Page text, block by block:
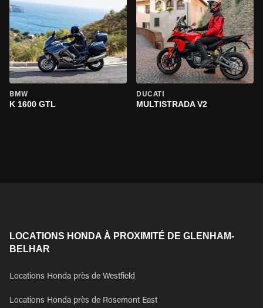
BMW
K 1600 GTL
DUCATI
MULTISTRADA V2
LOCATIONS HONDA À PROXIMITÉ DE GLENHAM-
BELHAR
Locations Honda près de Westfield
Locations Honda près de Rosemont East